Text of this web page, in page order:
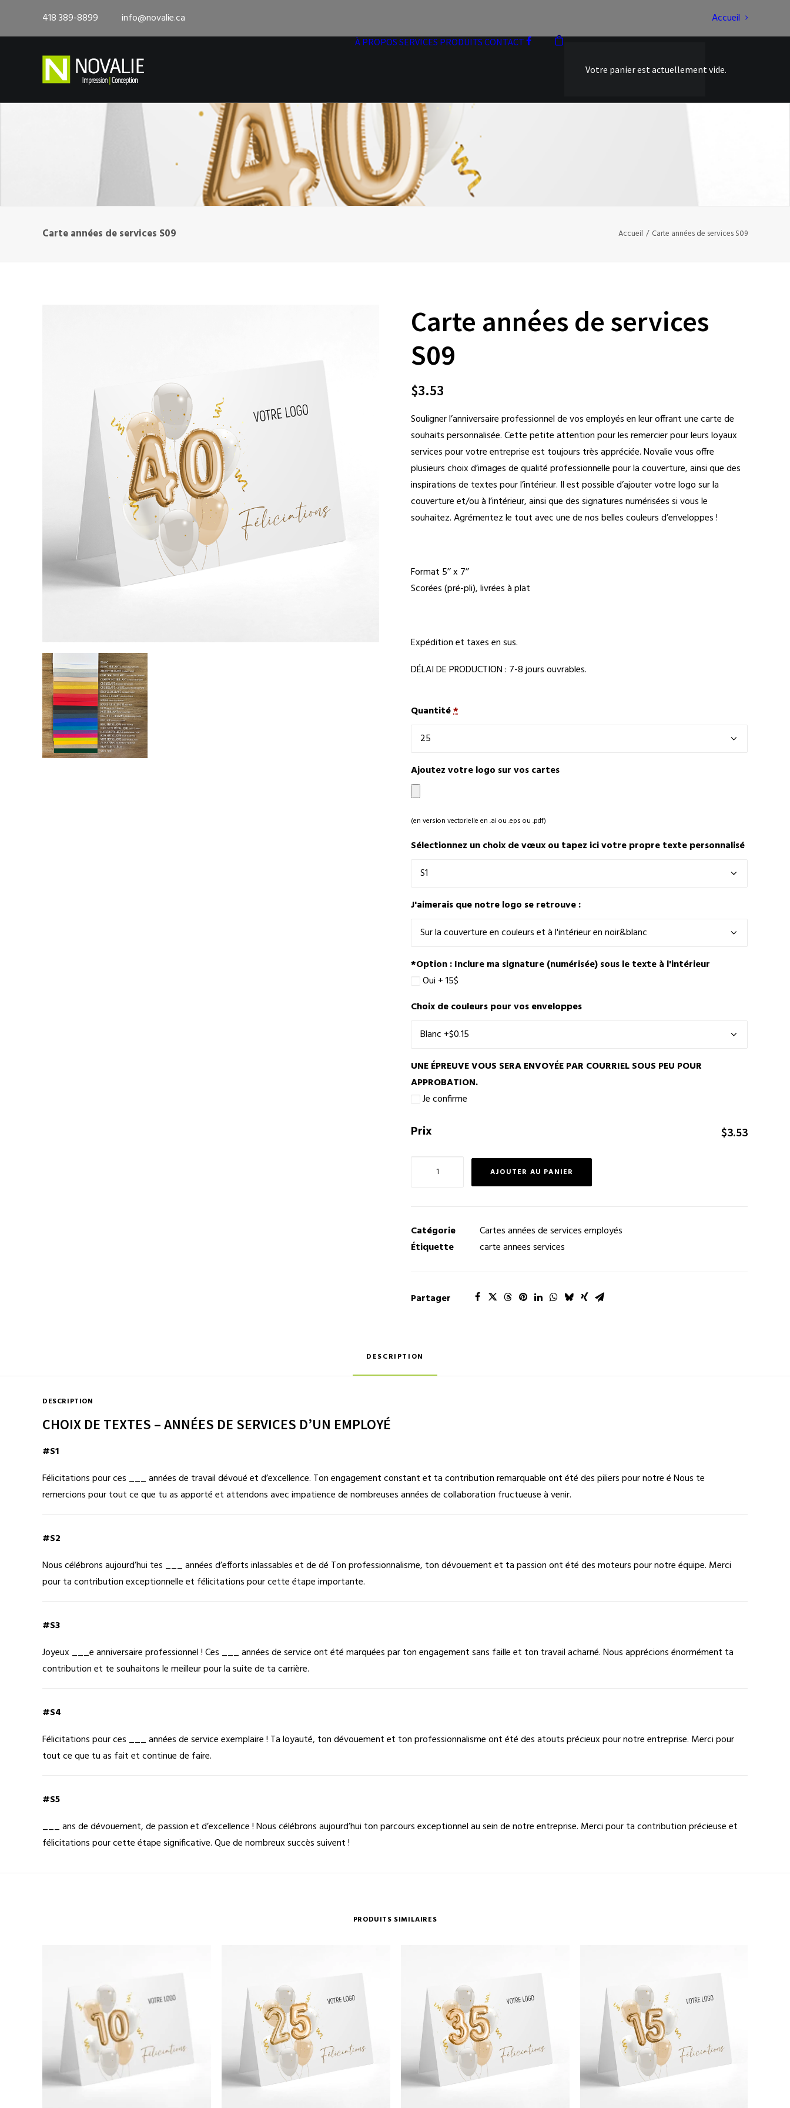
418 389-8899 info@novalie.ca Accueil
À PROPOS SERVICES PRODUITS CONTACT
Votre panier est actuellement vide.
Carte années de services S09 Accueil Carte années de services S09
Carte années de services
S09
$3.53
Souligner l’anniversaire professionnel de vos employés en leur offrant une carte de
souhaits personnalisée. Cette petite attention pour les remercier pour leurs loyaux
services pour votre entreprise est toujours très appréciée. Novalie vous offre
plusieurs choix d’images de qualité professionnelle pour la couverture, ainsi que des
inspirations de textes pour l’intérieur. Il est possible d’ajouter votre logo sur la
couverture et/ou à l’intérieur, ainsi que des signatures numérisées si vous le
souhaitez. Agrémentez le tout avec une de nos belles couleurs d’enveloppes !
Format 5’’ x 7’’
Scorées (pré-pli), livrées à plat
Expédition et taxes en sus.
DÉLAI DE PRODUCTION : 7-8 jours ouvrables.
Quantité*
Ajoutez votre logo sur vos cartes
(en version vectorielle en .ai ou .eps ou .pdf)
Sélectionnez un choix de vœux ou tapez ici votre propre texte personnalisé
J'aimerais que notre logo se retrouve :
*Option : Inclure ma signature (numérisée) sous le texte à l'intérieur
Oui + 15$
Choix de couleurs pour vos enveloppes
UNE ÉPREUVE VOUS SERA ENVOYÉE PAR COURRIEL SOUS PEU POUR
APPROBATION.
Je confirme
Prix $3.53
de
services
AJOUTER AU PANIER
Catégorie
Cartes années de services employés
Étiquette
carte annees services
Partager
DESCRIPTION
DESCRIPTION
CHOIX DE TEXTES – ANNÉES DE SERVICES D’UN EMPLOYÉ
#S1
Félicitations pour ces ___ années de travail dévoué et d’excellence. Ton engagement constant et ta contribution remarquable ont été des piliers pour notre é Nous te
remercions pour tout ce que tu as apporté et attendons avec impatience de nombreuses années de collaboration fructueuse à venir.
#S2
Nous célébrons aujourd’hui tes ___ années d’efforts inlassables et de dé Ton professionnalisme, ton dévouement et ta passion ont été des moteurs pour notre équipe. Merci
pour ta contribution exceptionnelle et félicitations pour cette étape importante.
#S3
Joyeux ___e anniversaire professionnel ! Ces ___ années de service ont été marquées par ton engagement sans faille et ton travail acharné. Nous apprécions énormément ta
contribution et te souhaitons le meilleur pour la suite de ta carrière.
#S4
Félicitations pour ces ___ années de service exemplaire ! Ta loyauté, ton dévouement et ton professionnalisme ont été des atouts précieux pour notre entreprise. Merci pour
tout ce que tu as fait et continue de faire.
#S5
___ ans de dévouement, de passion et d’excellence ! Nous célébrons aujourd’hui ton parcours exceptionnel au sein de notre entreprise. Merci pour ta contribution précieuse et
félicitations pour cette étape significative. Que de nombreux succès suivent !
PRODUITS SIMILAIRES